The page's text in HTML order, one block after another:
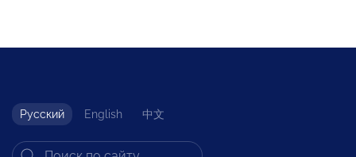
Русский English 中文